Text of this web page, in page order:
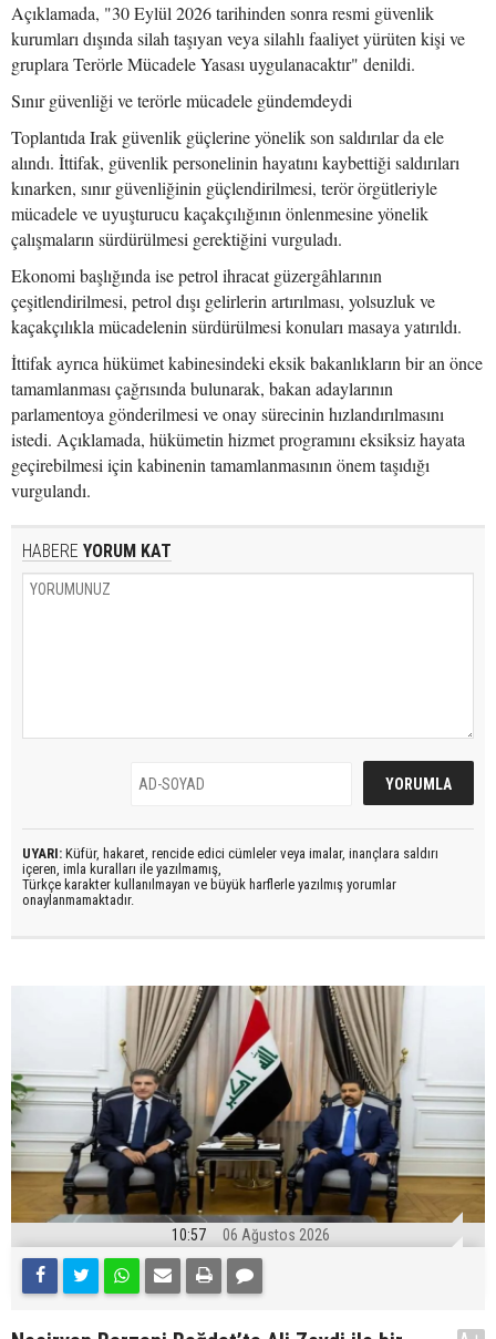
Açıklamada, "30 Eylül 2026 tarihinden sonra resmi güvenlik
kurumları dışında silah taşıyan veya silahlı faaliyet yürüten kişi ve
gruplara Terörle Mücadele Yasası uygulanacaktır" denildi.
Sınır güvenliği ve terörle mücadele gündemdeydi
Toplantıda Irak güvenlik güçlerine yönelik son saldırılar da ele
alındı. İttifak, güvenlik personelinin hayatını kaybettiği saldırıları
kınarken, sınır güvenliğinin güçlendirilmesi, terör örgütleriyle
mücadele ve uyuşturucu kaçakçılığının önlenmesine yönelik
çalışmaların sürdürülmesi gerektiğini vurguladı.
Ekonomi başlığında ise petrol ihracat güzergâhlarının
çeşitlendirilmesi, petrol dışı gelirlerin artırılması, yolsuzluk ve
kaçakçılıkla mücadelenin sürdürülmesi konuları masaya yatırıldı.
İttifak ayrıca hükümet kabinesindeki eksik bakanlıkların bir an önce
tamamlanması çağrısında bulunarak, bakan adaylarının
parlamentoya gönderilmesi ve onay sürecinin hızlandırılmasını
istedi. Açıklamada, hükümetin hizmet programını eksiksiz hayata
geçirebilmesi için kabinenin tamamlanmasının önem taşıdığı
vurgulandı.
HABERE YORUM KAT
UYARI: Küfür, hakaret, rencide edici cümleler veya imalar, inançlara saldırı
içeren, imla kuralları ile yazılmamış,
Türkçe karakter kullanılmayan ve büyük harflerle yazılmış yorumlar
onaylanmamaktadır.
10:57 06 Ağustos 2026